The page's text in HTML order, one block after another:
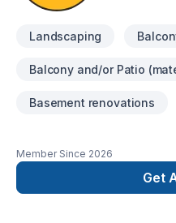
Landscaping
Balcony and/or Patio
Basement renovations
Member Since 2026
Get